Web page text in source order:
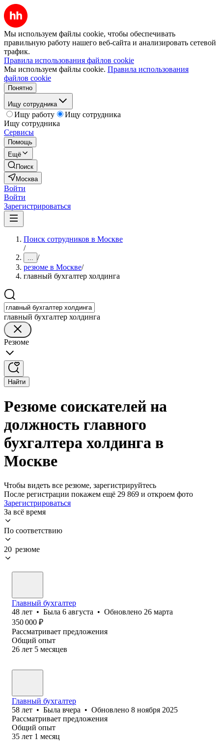
Мы используем файлы cookie, чтобы обеспечивать
правильную работу нашего веб-сайта и анализировать сетевой
трафик.
Правила использования файлов cookie
Мы используем файлы cookie. Правила использования
файлов cookie
Понятно
Ищу сотрудника
Ищу работу
Ищу сотрудника
Ищу сотрудника
Сервисы
Помощь
Ещё
Поиск
Москва
Войти
Войти
Зарегистрироваться
Поиск сотрудников в Москве
/
... /
резюме в Москве/
главный бухгалтер холдинга
главный бухгалтер холдинга
Резюме
Найти
Резюме соискателей на
должность главного
бухгалтера холдинга в
Москве
Чтобы видеть все резюме, зарегистрируйтесь
После регистрации покажем ещё 29 869 и откроем фото
Зарегистрироваться
За всё время
По соответствию
20 резюме
Главный бухгалтер
48 лет • Была 6 августа • Обновлено 26 марта
350 000 ₽
Рассматривает предложения
Общий опыт
26 лет 5 месяцев
Главный бухгалтер
58 лет • Была вчера • Обновлено 8 ноября 2025
Рассматривает предложения
Общий опыт
35 лет 1 месяц